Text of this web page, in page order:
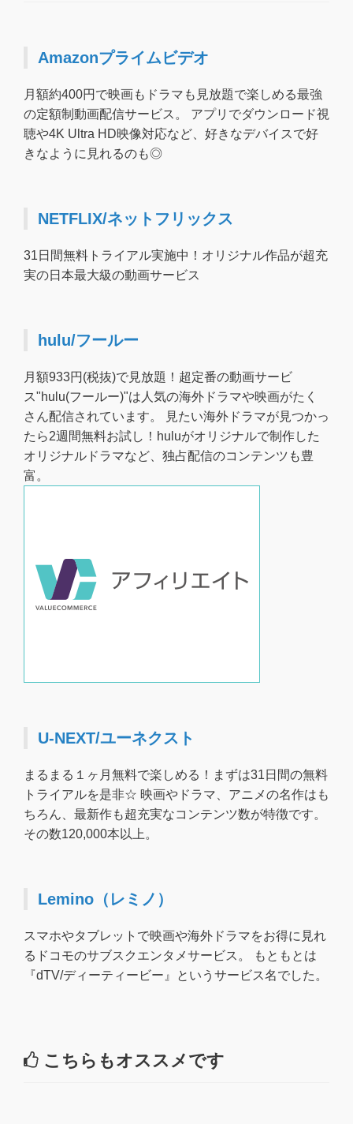
Amazonプライムビデオ
月額約400円で映画もドラマも見放題で楽しめる最強
の定額制動画配信サービス。 アプリでダウンロード視
聴や4K Ultra HD映像対応など、好きなデバイスで好
きなように見れるのも◎
NETFLIX/ネットフリックス
31日間無料トライアル実施中！オリジナル作品が超充
実の日本最大級の動画サービス
hulu/フールー
月額933円(税抜)で見放題！超定番の動画サービ
ス"hulu(フールー)"は人気の海外ドラマや映画がたく
さん配信されています。 見たい海外ドラマが見つかっ
たら2週間無料お試し！huluがオリジナルで制作した
オリジナルドラマなど、独占配信のコンテンツも豊
富。
U-NEXT/ユーネクスト
まるまる１ヶ月無料で楽しめる！まずは31日間の無料
トライアルを是非☆ 映画やドラマ、アニメの名作はも
ちろん、最新作も超充実なコンテンツ数が特徴です。
その数120,000本以上。
Lemino（レミノ）
スマホやタブレットで映画や海外ドラマをお得に見れ
るドコモのサブスクエンタメサービス。 もともとは
『dTV/ディーティービー』というサービス名でした。
こちらもオススメです